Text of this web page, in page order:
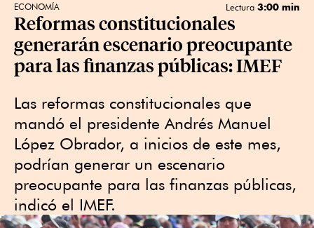
ECONOMÍA Lectura 3:00 min
Reformas constitucionales
generarán escenario preocupante
para las finanzas públicas: IMEF
Las reformas constitucionales que
mandó el presidente Andrés Manuel
López Obrador, a inicios de este mes,
podrían generar un escenario
preocupante para las finanzas públicas,
indicó el IMEF.